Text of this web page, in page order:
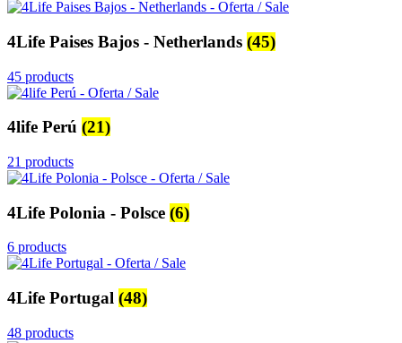
4Life Paises Bajos - Netherlands (45)
45 products
4life Perú (21)
21 products
4Life Polonia - Polsce (6)
6 products
4Life Portugal (48)
48 products